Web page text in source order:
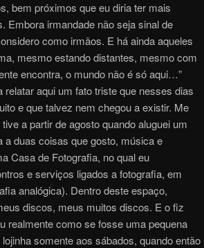
bem próximos que eu diria ter mais
Embora irmandade não seja sinal de
como irmãos. E há ainda aqueles
mesmo estando distantes, mesmo com
encontra, o mundo não é só aqui…”
aqui um fato triste que nesses dias
e que talvez nem chegou a existir. Me
a partir de agosto quando aluguei um
duas coisas que gosto, música e
Casa de Fotografia, no qual eu
e serviços ligados a fotografia, em
analógica). Dentro deste espaço,
discos, meus muitos discos. E o fiz
realmente como se fosse uma pequena
somente aos sábados, quando então